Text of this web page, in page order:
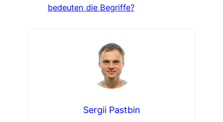
bedeuten die Begriffe?
Sergii Pastbin